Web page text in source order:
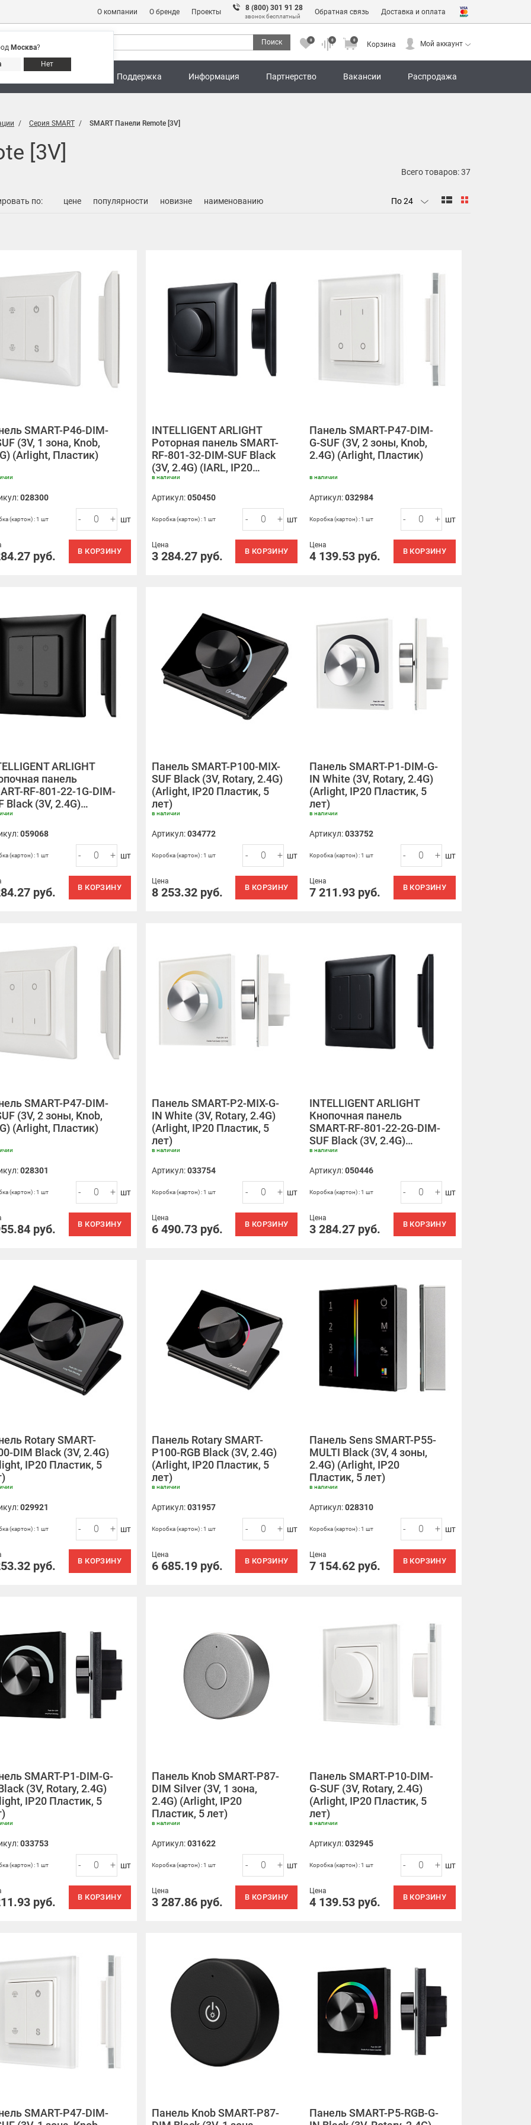
Москва?
Нет
О компании О бренде Проекты 8 (800) 301 91 28
звонок бесплатный
Обратная связь Доставка и оплата
Поиск 0 0 0
Корзина Мой аккаунт
Поддержка Информация Партнерство Вакансии Распродажа
Адреса магазинов 8 (800) 301 91 28 Корзина Мой аккаунт
Серия SMART SMART Панели Remote [3V]
[3V]
Всего товаров:37
по: цене популярности новизне наименованию
SMART-P46-DIM-
(3V, 1 зона, Knob,
(Arlight, Пластик)
028300
- + шт
(картон) : 1 шт
руб. В КОРЗИНУ
INTELLIGENT ARLIGHT
Роторная панель SMART-
RF-801-32-DIM-SUF Black
(3V, 2.4G) (IARL, IP20…
в наличии
Артикул:050450
- + шт
Коробка (картон) : 1 шт
Цена
3 284.27руб. В КОРЗИНУ
Панель SMART-P47-DIM-
G-SUF (3V, 2 зоны, Knob,
2.4G) (Arlight, Пластик)
в наличии
Артикул:032984
- + шт
Коробка (картон) : 1 шт
Цена
4 139.53 руб. В КОРЗИНУ
ARLIGHT
панель
RF-801-22-1G-DIM-
Black (3V, 2.4G)…
059068
- + шт
(картон) : 1 шт
руб. В КОРЗИНУ
Панель SMART-P100-MIX-
SUF Black (3V, Rotary, 2.4G)
(Arlight, IP20 Пластик, 5
лет)
в наличии
Артикул:034772
- + шт
Коробка (картон) : 1 шт
Цена
8 253.32руб. В КОРЗИНУ
Панель SMART-P1-DIM-G-
IN White (3V, Rotary, 2.4G)
(Arlight, IP20 Пластик, 5
лет)
в наличии
Артикул:033752
- + шт
Коробка (картон) : 1 шт
Цена
7 211.93 руб. В КОРЗИНУ
SMART-P47-DIM-
(3V, 2 зоны, Knob,
(Arlight, Пластик)
028301
- + шт
(картон) : 1 шт
руб. В КОРЗИНУ
Панель SMART-P2-MIX-G-
IN White (3V, Rotary, 2.4G)
(Arlight, IP20 Пластик, 5
лет)
в наличии
Артикул:033754
- + шт
Коробка (картон) : 1 шт
Цена
6 490.73руб. В КОРЗИНУ
INTELLIGENT ARLIGHT
Кнопочная панель
SMART-RF-801-22-2G-DIM-
SUF Black (3V, 2.4G)…
в наличии
Артикул:050446
- + шт
Коробка (картон) : 1 шт
Цена
3 284.27 руб. В КОРЗИНУ
Rotary SMART-
DIM Black (3V, 2.4G)
IP20 Пластик, 5
029921
- + шт
(картон) : 1 шт
руб. В КОРЗИНУ
Панель Rotary SMART-
P100-RGB Black (3V, 2.4G)
(Arlight, IP20 Пластик, 5
лет)
в наличии
Артикул:031957
- + шт
Коробка (картон) : 1 шт
Цена
6 685.19руб. В КОРЗИНУ
Панель Sens SMART-P55-
MULTI Black (3V, 4 зоны,
2.4G) (Arlight, IP20
Пластик, 5 лет)
в наличии
Артикул:028310
- + шт
Коробка (картон) : 1 шт
Цена
7 154.62 руб. В КОРЗИНУ
SMART-P1-DIM-G-
(3V, Rotary, 2.4G)
IP20 Пластик, 5
033753
- + шт
(картон) : 1 шт
руб. В КОРЗИНУ
Панель Knob SMART-P87-
DIM Silver (3V, 1 зона,
2.4G) (Arlight, IP20
Пластик, 5 лет)
в наличии
Артикул:031622
- + шт
Коробка (картон) : 1 шт
Цена
3 287.86руб. В КОРЗИНУ
Панель SMART-P10-DIM-
G-SUF (3V, Rotary, 2.4G)
(Arlight, IP20 Пластик, 5
лет)
в наличии
Артикул:032945
- + шт
Коробка (картон) : 1 шт
Цена
4 139.53 руб. В КОРЗИНУ
SMART-P47-DIM-
Панель Knob SMART-P87-
Панель SMART-P5-RGB-G-